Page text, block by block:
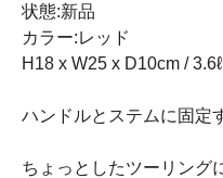
状態:新品
カラー:レッド
H18 x W25 x D10cm / 3.6ℓ
ハンドルとステムに固定
ちょっとしたツーリング